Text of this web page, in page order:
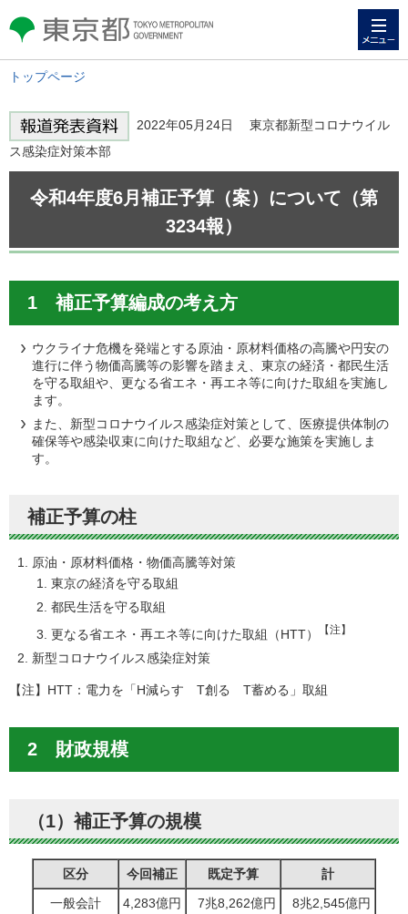
東京都 TOKYO METROPOLITAN
GOVERNMENT
トップページ
2022年05月24日 東京都新型コロナウイル
ス感染症対策本部
令和4年度6月補正予算（案）について（第
3234報）
1 補正予算編成の考え方
ウクライナ危機を発端とする原油・原材料価格の高騰や円安の
進行に伴う物価高騰等の影響を踏まえ、東京の経済・都民生活
を守る取組や、更なる省エネ・再エネ等に向けた取組を実施し
ます。
また、新型コロナウイルス感染症対策として、医療提供体制の
確保等や感染収束に向けた取組など、必要な施策を実施しま
す。
補正予算の柱
原油・原材料価格・物価高騰等対策
東京の経済を守る取組
都民生活を守る取組
更なる省エネ・再エネ等に向けた取組（HTT）
【注】
新型コロナウイルス感染症対策
【注】HTT：電力を「H減らす T創る T蓄める」取組
2 財政規模
（1）補正予算の規模
区分 今回補正 既定予算
計
一般会計
4,283億円 7兆8,262億円
8兆2,545億円